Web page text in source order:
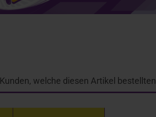
Kunden, welche diesen Artikel